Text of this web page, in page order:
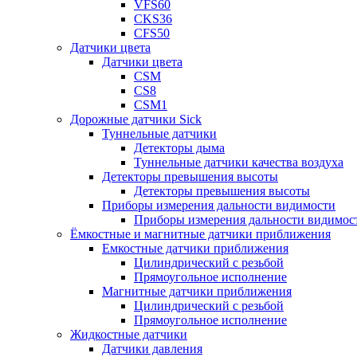
VFS60
CKS36
CFS50
Датчики цвета
Датчики цвета
CSM
CS8
CSM1
Дорожные датчики Sick
Туннельные датчики
Детекторы дыма
Туннельные датчики качества воздуха
Детекторы превышения высоты
Детекторы превышения высоты
Приборы измерения дальности видимости
Приборы измерения дальности
Ёмкостные и магнитные датчики приближения
Емкостные датчики приближения
Цилиндрический с резьбой
Прямоугольное исполнение
Магнитные датчики приближения
Цилиндрический с резьбой
Прямоугольное исполнение
Жидкостные датчики
Датчики давления